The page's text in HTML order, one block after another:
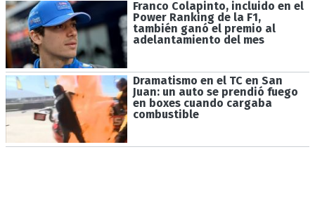
Franco Colapinto, incluido en el
Power Ranking de la F1,
también ganó el premio al
adelantamiento del mes
Dramatismo en el TC en San
Juan: un auto se prendió fuego
en boxes cuando cargaba
combustible